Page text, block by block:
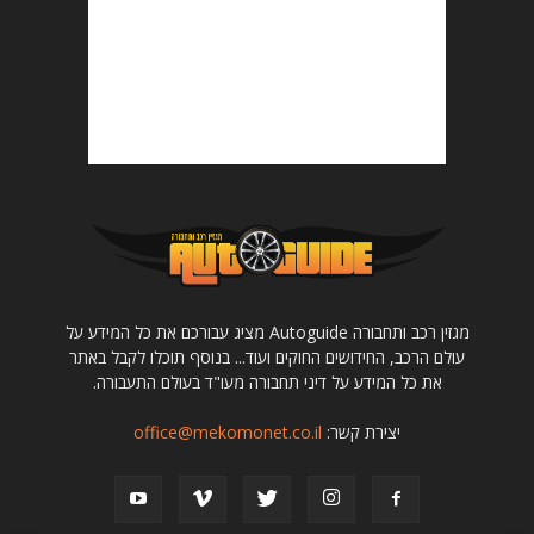
מגזין רכב ותחבורה Autoguide מציג עבורכם את כל המידע על
עולם הרכב, החידושים החוקים ועוד... בנוסף תוכלו לקבל באתר
את כל המידע על דיני תחבורה מעו"ד בעולם התעבורה.
יצירת קשר: office@mekomonet.co.il